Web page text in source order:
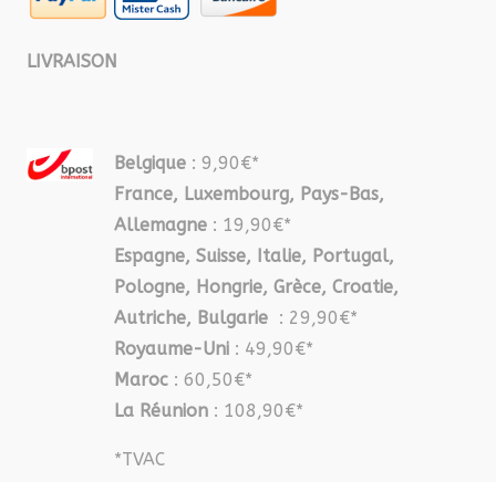
LIVRAISON
Belgique : 9,90€*
France, Luxembourg, Pays-Bas,
Allemagne : 19,90€*
Espagne, Suisse, Italie, Portugal,
Pologne, Hongrie, Grèce, Croatie,
Autriche, Bulgarie : 29,90€*
Royaume-Uni : 49,90€*
Maroc : 60,50€*
La Réunion : 108,90€*
*TVAC